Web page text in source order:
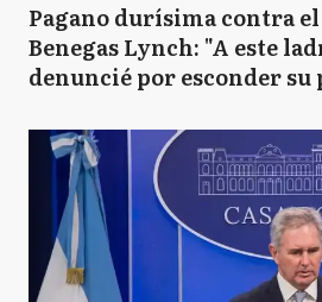
Pagano durísima contra
Benegas Lynch: "A este
denuncié por esconder